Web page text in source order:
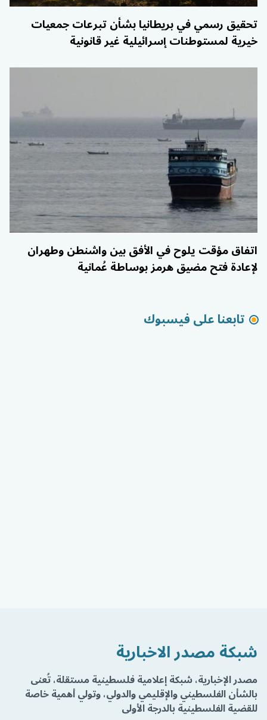
تحقيق رسمي في بريطانيا بشأن تبرعات جمعيات
خيرية لمستوطنات إسرائيلية غير قانونية
اتفاق مؤقت يلوح في الأفق بين واشنطن وطهران
لإعادة فتح مضيق هرمز بوساطة عُمانية
تابعنا على فيسبوك
شبكة مصدر الاخبارية
مصدر الإخبارية، شبكة إعلامية فلسطينية مستقلة، تُعنى
بالشأن الفلسطيني والإقليمي والدولي، وتولي أهمية خاصة
للقضية الفلسطينية بالدرجة الأولى